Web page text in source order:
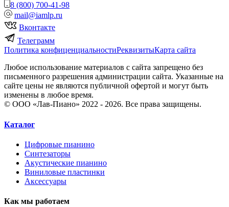
8 (800) 700-41-98
mail@iamlp.ru
Вконтакте
Телеграмм
Политика конфиценциальностиРеквизитыКарта сайта
Любое использование материалов с сайта запрещено без
письменного разрешения администрации сайта. Указанные на
сайте цены не являются публичной офертой и могут быть
изменены в любое время.
© ООО «Лав-Пиано» 2022 - 2026. Все права защищены.
Каталог
Цифровые пианино
Синтезаторы
Акустические пианино
Виниловые пластинки
Аксессуары
Как мы работаем